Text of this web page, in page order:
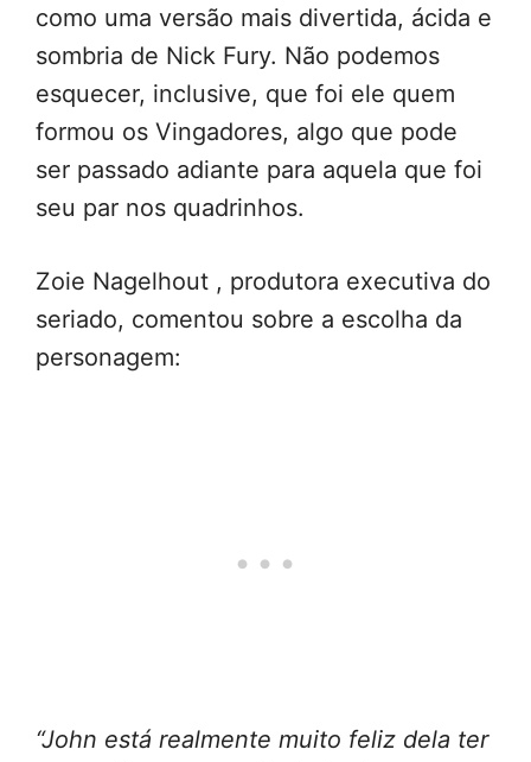
como uma versão mais divertida, ácida e
sombria de Nick Fury. Não podemos
esquecer, inclusive, que foi ele quem
formou os Vingadores, algo que pode
ser passado adiante para aquela que foi
seu par nos quadrinhos.
Zoie Nagelhout , produtora executiva do
seriado, comentou sobre a escolha da
personagem:
“John está realmente muito feliz dela ter